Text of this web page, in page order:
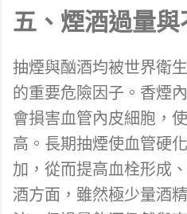
五、煙酒過量
抽煙與酗酒均被世界衛
的重要危險因子。香煙
會損害血管內皮細胞，
高。長期抽煙使血管硬
加，從而提高血栓形成
酒方面，雖然極少量酒